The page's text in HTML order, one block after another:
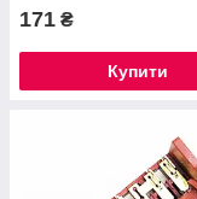
171 ₴
Купити